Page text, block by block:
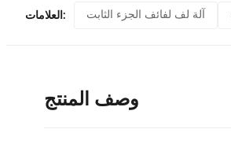
العلامات: آلة لف لفائف الجزء الثابت
وصف المنتج